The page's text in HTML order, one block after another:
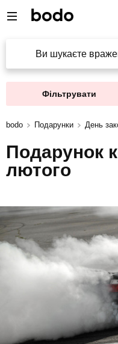
Ви шукаєте
Фільтрувати
bodo Подарунки День
Подарунок
лютого